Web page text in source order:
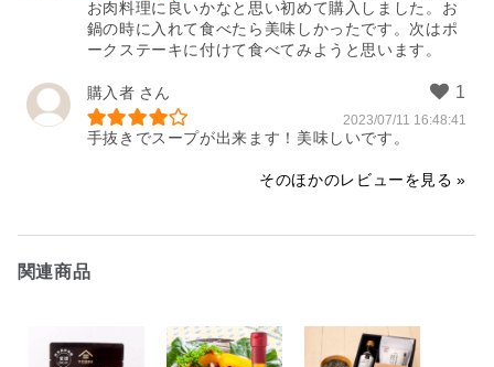
お肉料理に良いかなと思い初めて購入しました。お
鍋の時に入れて食べたら美味しかったです。次はポ
ークステーキに付けて食べてみようと思います。
購入者
2023/07/11 16:48:41
手抜きでスープが出来ます！美味しいです。
そのほかのレビューを見る
関連商品